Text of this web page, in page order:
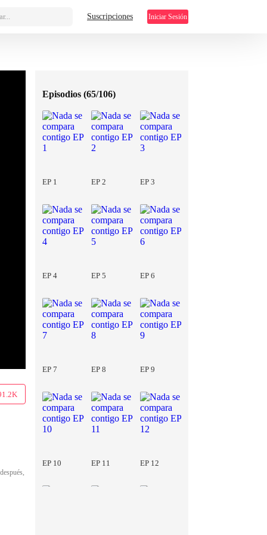
Suscripciones Iniciar Sesión
Episodios (65/106)
EP 1 EP 2 EP 3
EP 4 EP 5 EP 6
EP 7 EP 8 EP 9
EP 10 EP 11 EP 12